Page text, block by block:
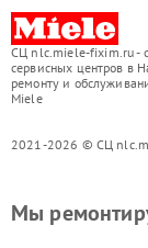
СЦ nlc.miele-fixim.ru -
сервисных центров в
ремонту и
Miele
2021-2026 © СЦ
Мы